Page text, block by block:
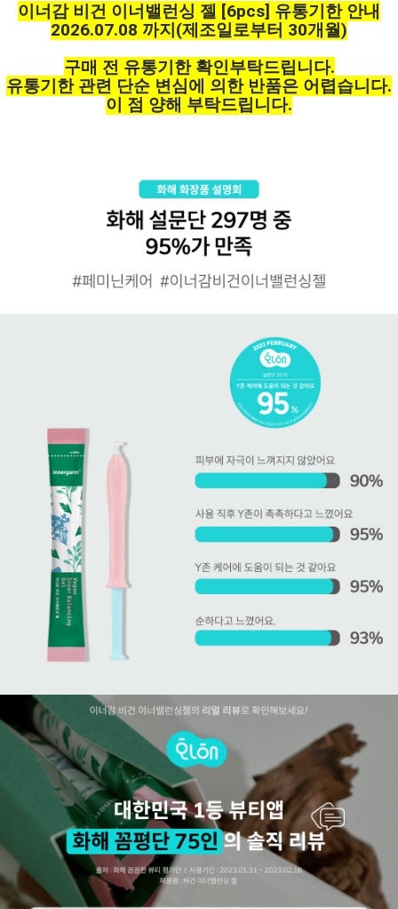
이너감 비건 이너밸런싱 젤 [6pcs] 유통기한 안내
2026.07.08 까지(제조일로부터 30개월)
구매 전 유통기한 확인부탁드립니다.
유통기한 관련 단순 변심에 의한 반품은 어렵습니다.
이 점 양해 부탁드립니다.